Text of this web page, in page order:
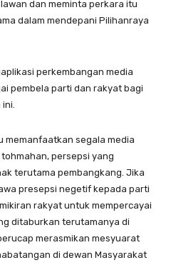
dan meminta perkara itu
dalam mendepani Pilihanraya
perkembangan media
pembela parti dan rakyat bagi
memanfaatkan segala media
persepsi yang
terutama pembangkang. Jika
presepsi negetif kepada parti
rakyat untuk mempercayai
ditaburkan terutamanya di
merasmikan mesyuarat
di dewan Masyarakat